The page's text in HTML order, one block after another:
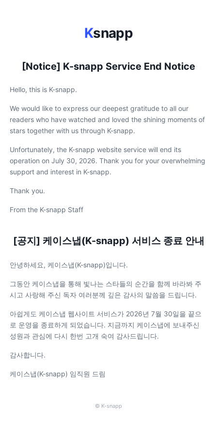
Ksnapp
[Notice] K-snapp Service End Notice
Hello, this is K-snapp.
We would like to express our deepest gratitude to all our
readers who have watched and loved the shining moments of
stars together with us through K-snapp.
Unfortunately, the K-snapp website service will end its
operation on July 30, 2026. Thank you for your overwhelming
support and interest in K-snapp.
Thank you.
From the K-snapp Staff
[공지] 케이스냅(K-snapp) 서비스 종료 안내
안녕하세요, 케이스냅(K-snapp)입니다.
그동안 케이스냅을 통해 빛나는 스타들의 순간을 함께 바라봐 주
시고 사랑해 주신 독자 여러분께 깊은 감사의 말씀을 드립니다.
아쉽게도 케이스냅 웹사이트 서비스가 2026년 7월 30일을 끝으
로 운영을 종료하게 되었습니다. 지금까지 케이스냅에 보내주신
성원과 관심에 다시 한번 고개 숙여 감사드립니다.
감사합니다.
케이스냅(K-snapp) 임직원 드림
© K-snapp